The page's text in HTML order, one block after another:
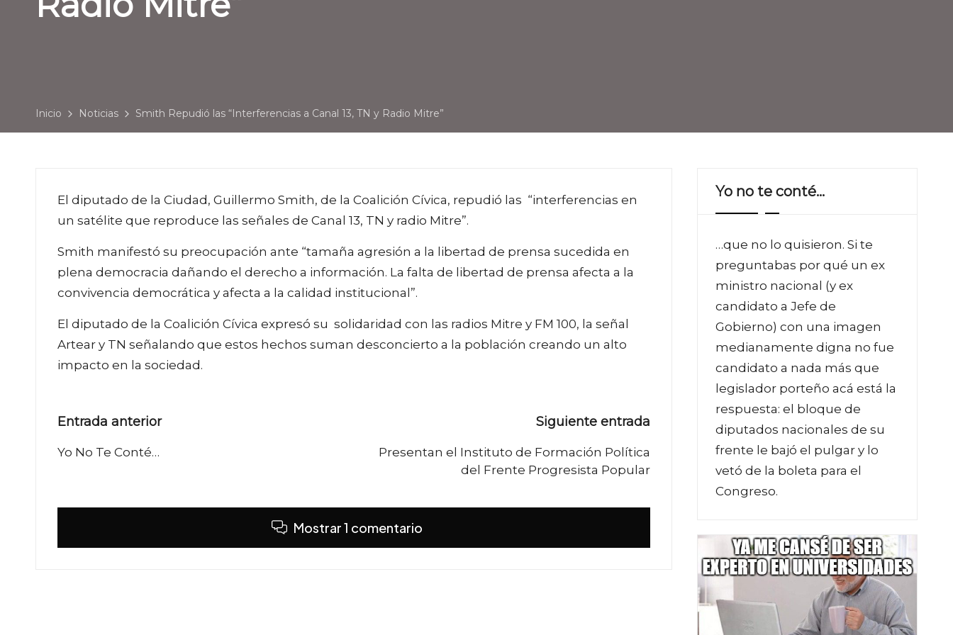
Inicio Noticias Smith Repudió las “Interferencias a Canal 13, TN y Radio Mitre”
El diputado de la Ciudad, Guillermo Smith, de la Coalición Cívica, repudió las “interferencias en
un satélite que reproduce las señales de Canal 13, TN y radio Mitre”.
Smith manifestó su preocupación ante “tamaña agresión a la libertad de prensa sucedida en
plena democracia dañando el derecho a información. La falta de libertad de prensa afecta a la
convivencia democrática y afecta a la calidad institucional”.
El diputado de la Coalición Cívica expresó su solidaridad con las radios Mitre y FM 100, la señal
Artear y TN señalando que estos hechos suman desconcierto a la población creando un alto
impacto en la sociedad.
Navegación
de
Entrada anterior
Yo No Te Conté…
Siguiente entrada
Presentan el Instituto de Formación Política
del Frente Progresista Popular
Mostrar 1 comentario
Yo no te conté…
…que no lo quisieron. Si te
preguntabas por qué un ex
ministro nacional (y ex
candidato a Jefe de
Gobierno) con una imagen
medianamente digna no fue
candidato a nada más que
legislador porteño acá está la
respuesta: el bloque de
diputados nacionales de su
frente le bajó el pulgar y lo
vetó de la boleta para el
Congreso.